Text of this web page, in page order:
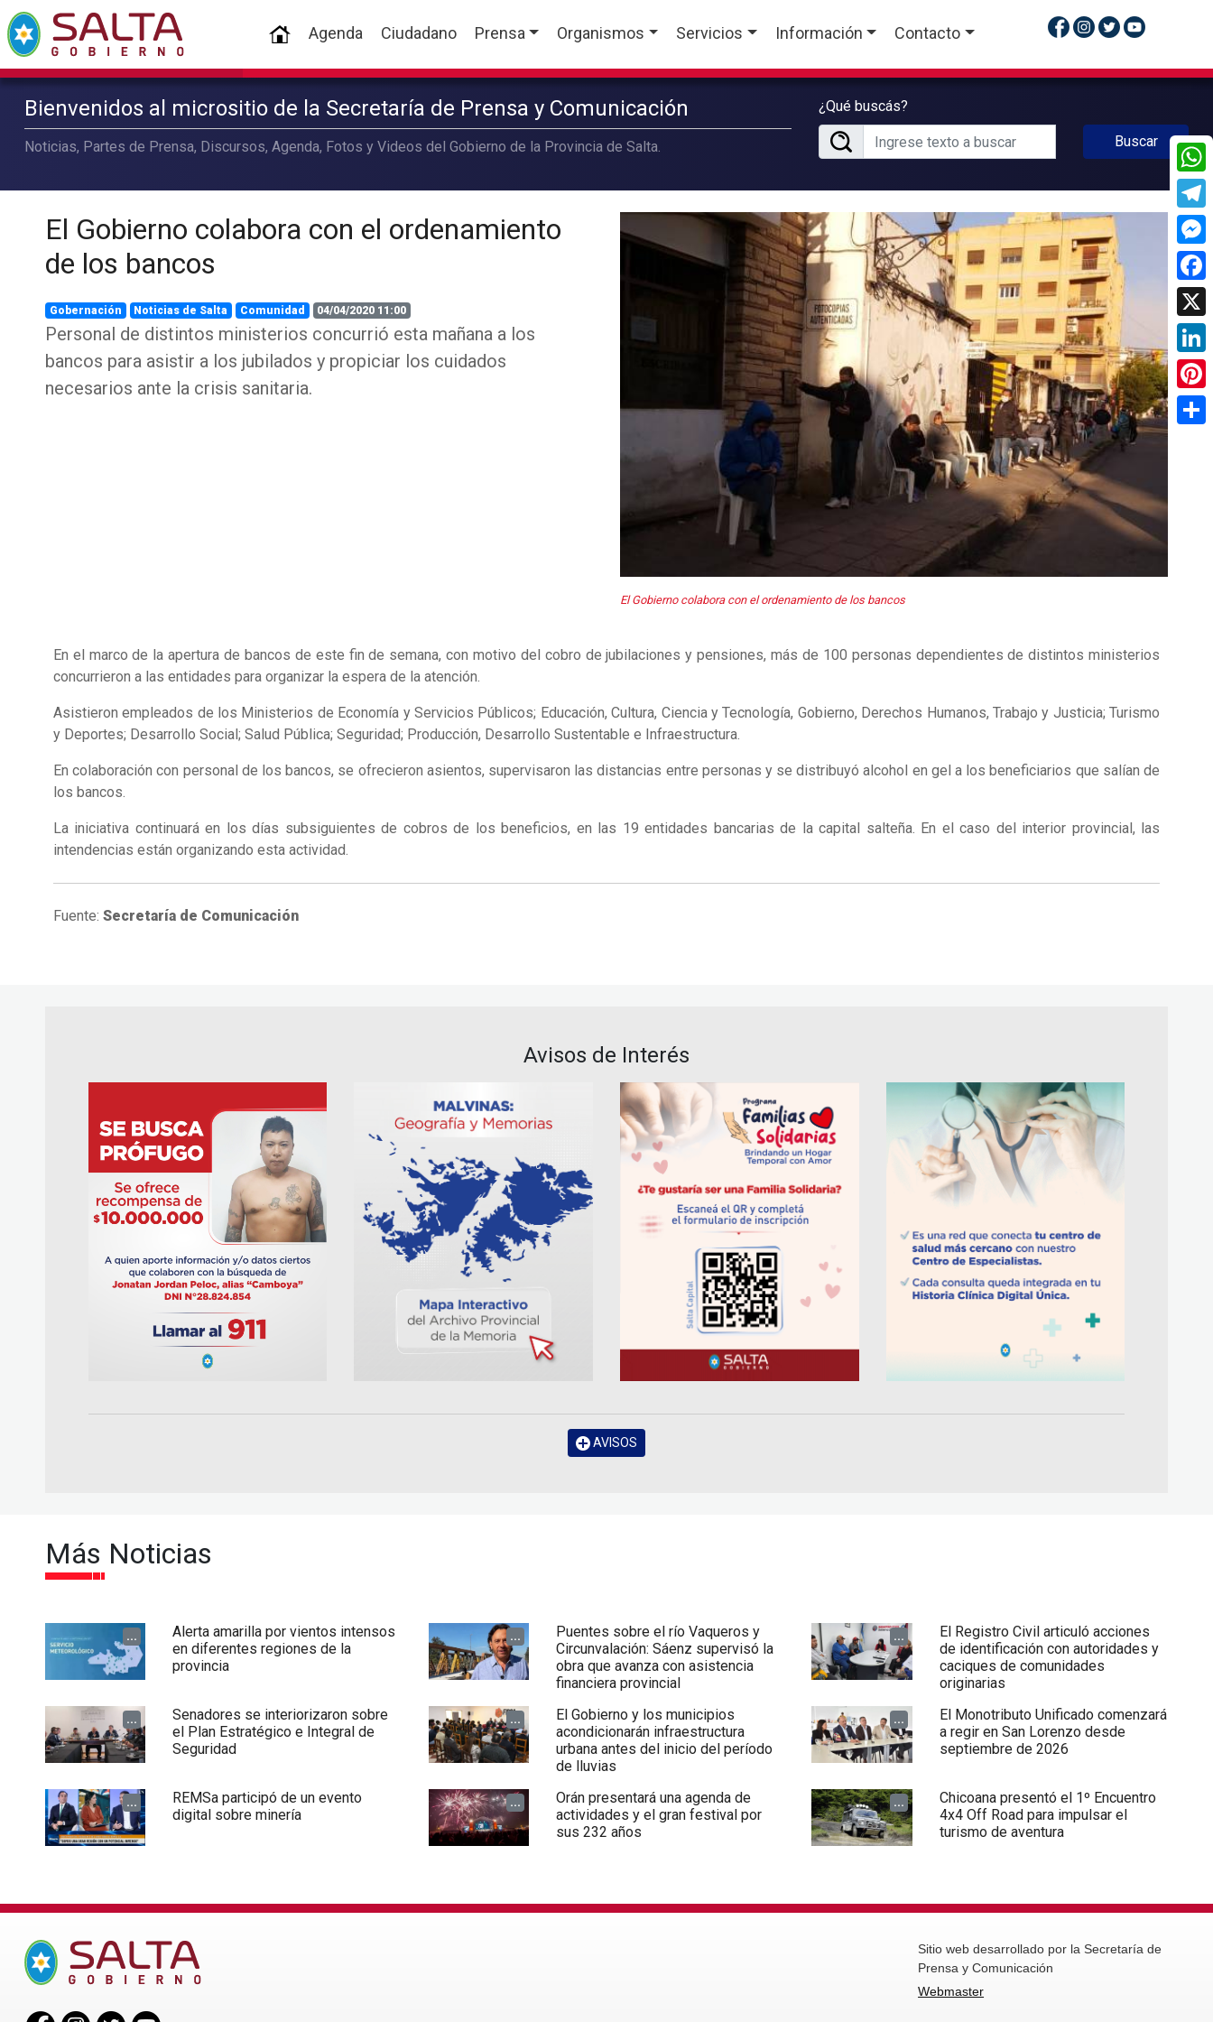
(current)
Agenda Ciudadano Prensa Organismos Servicios Información Contacto
Bienvenidos al micrositio de la Secretaría de Prensa y Comunicación
Noticias, Partes de Prensa, Discursos, Agenda, Fotos y Videos del Gobierno de la Provincia de Salta.
¿Qué buscás?
Buscar
El Gobierno colabora con el ordenamiento
de los bancos
Gobernación Noticias de Salta Comunidad 04/04/2020 11:00
Personal de distintos ministerios concurrió esta mañana a los
bancos para asistir a los jubilados y propiciar los cuidados
necesarios ante la crisis sanitaria.
El Gobierno colabora con el ordenamiento de los bancos
En el marco de la apertura de bancos de este fin de semana, con motivo del cobro de jubilaciones y pensiones, más de 100 personas dependientes de distintos ministerios
concurrieron a las entidades para organizar la espera de la atención.
Asistieron empleados de los Ministerios de Economía y Servicios Públicos; Educación, Cultura, Ciencia y Tecnología, Gobierno, Derechos Humanos, Trabajo y Justicia; Turismo
y Deportes; Desarrollo Social; Salud Pública; Seguridad; Producción, Desarrollo Sustentable e Infraestructura.
En colaboración con personal de los bancos, se ofrecieron asientos, supervisaron las distancias entre personas y se distribuyó alcohol en gel a los beneficiarios que salían de
los bancos.
La iniciativa continuará en los días subsiguientes de cobros de los beneficios, en las 19 entidades bancarias de la capital salteña. En el caso del interior provincial, las
intendencias están organizando esta actividad.
Fuente: Secretaría de Comunicación
Avisos de Interés
AVISOS
Más Noticias
...
Alerta amarilla por vientos intensos
en diferentes regiones de la
provincia
...
Puentes sobre el río Vaqueros y
Circunvalación: Sáenz supervisó la
obra que avanza con asistencia
financiera provincial
...
El Registro Civil articuló acciones
de identificación con autoridades y
caciques de comunidades
originarias
...
Senadores se interiorizaron sobre
el Plan Estratégico e Integral de
Seguridad
...
El Gobierno y los municipios
acondicionarán infraestructura
urbana antes del inicio del período
de lluvias
...
El Monotributo Unificado comenzará
a regir en San Lorenzo desde
septiembre de 2026
...
REMSa participó de un evento
digital sobre minería
...
Orán presentará una agenda de
actividades y el gran festival por
sus 232 años
...
Chicoana presentó el 1º Encuentro
4x4 Off Road para impulsar el
turismo de aventura
Sitio web desarrollado por la Secretaría de
Prensa y Comunicación
Webmaster
X